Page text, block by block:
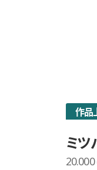
作品
ミツ